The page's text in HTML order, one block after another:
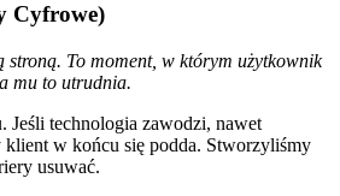
Cyfrowe)
stroną. To moment, w którym użytkownik
mu to utrudnia.
technologia zawodzi, nawet
w końcu się podda. Stworzyliśmy
usuwać.